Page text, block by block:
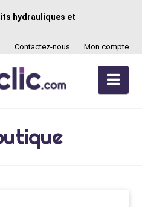
hydrauliques et
Contactez-nous Mon compte